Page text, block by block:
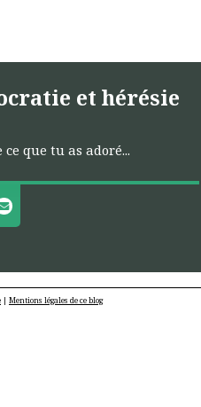
et hérésie
que tu as adoré...
| Mentions légales de ce blog